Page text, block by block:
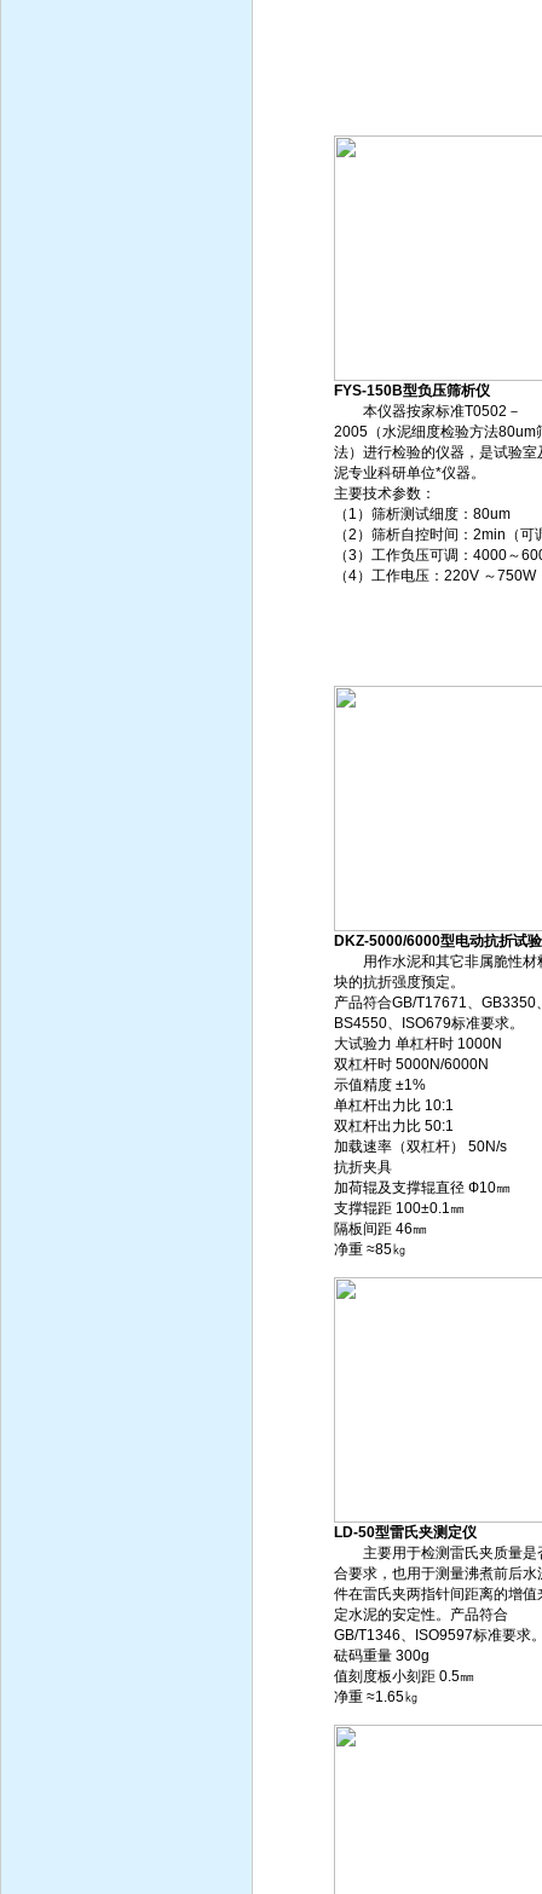
FYS-150B型负压筛析仪
本仪器按家标准T0502－
2005（水泥细度检验方法80um
法）进行检验的仪器，是试验室
泥专业科研单位*仪器。
主要技术参数：
（1）筛析测试细度：80um
（2）筛析自控时间：2min（可
（3）工作负压可调：4000～
（4）工作电压：220V ～750W
DKZ-5000/6000型电动抗折试
用作水泥和其它非属脆性材
块的抗折强度预定。
产品符合GB/T17671、GB3350
BS4550、ISO679标准要求。
大试验力 单杠杆时 1000N
双杠杆时 5000N/6000N
示值精度 ±1%
单杠杆出力比 10:1
双杠杆出力比 50:1
加载速率（双杠杆） 50N/s
抗折夹具
加荷辊及支撑辊直径 Ф10㎜
支撑辊距 100±0.1㎜
隔板间距 46㎜
净重 ≈85㎏
LD-50型雷氏夹测定仪
主要用于检测雷氏夹质量是
合要求，也用于测量沸煮前后水
件在雷氏夹两指针间距离的增值
定水泥的安定性。产品符合
GB/T1346、ISO9597标准要求
砝码重量 300g
值刻度板小刻距 0.5㎜
净重 ≈1.65㎏